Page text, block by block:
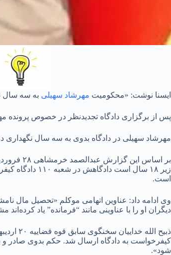
ایسنا نوشت: «محکومیت مهرشاد سهیلی به سه سال
پس از برگزاری دادگاه تجدیدنظر در خصوص
مهرشاد سهیلی در دادگاه بدوی به سه سال
زیر ۱۸ سال
است.
وی ادامه داد: عناوین اتهامی موکلم «تحصیل مال
دیگران او را با عناوینی مانند “فرمانده” یاد
ذبیح
کیفرخواست به دادگاه ارسال شد. حکم بدوی
شود».